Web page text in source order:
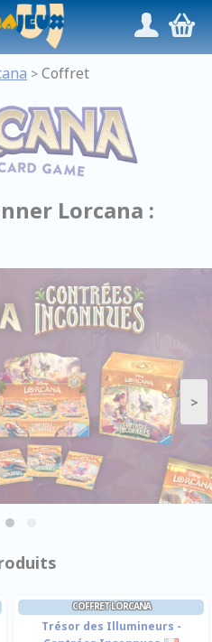
/,
> Coffret
Lorcana :
>
COFFRET LORCANA
Trésor des Illumineurs -